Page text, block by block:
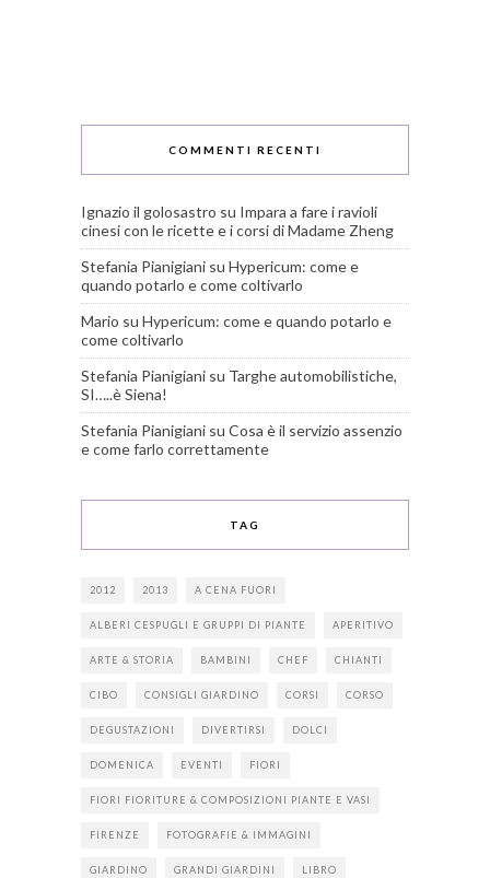
COMMENTI RECENTI
Ignazio il golosastro su Impara a fare i ravioli
cinesi con le ricette e i corsi di Madame Zheng
Stefania Pianigiani su Hypericum: come e
quando potarlo e come coltivarlo
Mario su Hypericum: come e quando potarlo e
come coltivarlo
Stefania Pianigiani su Targhe automobilistiche,
SI…..è Siena!
Stefania Pianigiani su Cosa è il servizio assenzio
e come farlo correttamente
TAG
2012 2013 A CENA FUORI
ALBERI CESPUGLI E GRUPPI DI PIANTE APERITIVO
ARTE & STORIA BAMBINI CHEF CHIANTI
CIBO CONSIGLI GIARDINO CORSI CORSO
DEGUSTAZIONI DIVERTIRSI DOLCI
DOMENICA EVENTI FIORI
FIORI FIORITURE & COMPOSIZIONI PIANTE E VASI
FIRENZE FOTOGRAFIE & IMMAGINI
GIARDINO GRANDI GIARDINI LIBRO